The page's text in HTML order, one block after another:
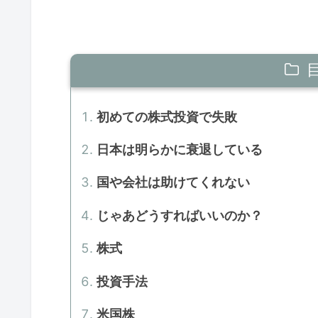
初めての株式投資で失敗
日本は明らかに衰退している
国や会社は助けてくれない
じゃあどうすればいいのか？
株式
投資手法
米国株